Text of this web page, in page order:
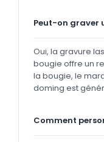
Peut-on graver
Oui, la gravure
bougie offre un
la bougie, le
doming est
Comment